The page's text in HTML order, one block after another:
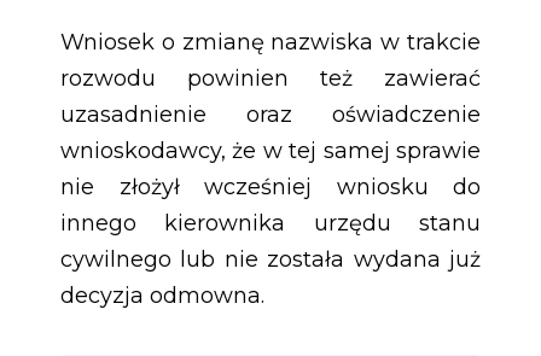
Wniosek o zmianę nazwiska w trakcie
rozwodu powinien też zawierać
uzasadnienie oraz oświadczenie
wnioskodawcy, że w tej samej sprawie
nie złożył wcześniej wniosku do
innego kierownika urzędu stanu
cywilnego lub nie została wydana już
decyzja odmowna.